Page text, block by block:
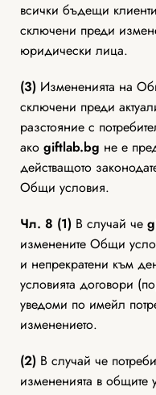
всички бъдещи
сключени преди
юридически лица.
(3) Измененията на
сключени преди
разстояние с
ако giftlab.bg не е
действащото
Общи условия.
Чл. 8 (1) В случай че
изменените Общи
и непрекратени към
условията договори
уведоми по имейл
изменението.
(2) В случай че
измененията в общите